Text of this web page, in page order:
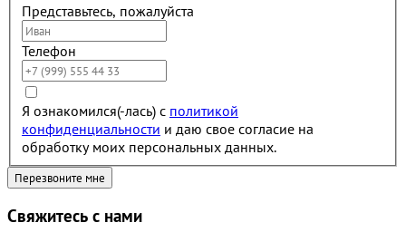
Представьтесь, пожалуйста
Телефон
Я ознакомился(-лась) с политикой
конфиденциальности и даю свое согласие на
обработку моих персональных данных.
Свяжитесь с нами